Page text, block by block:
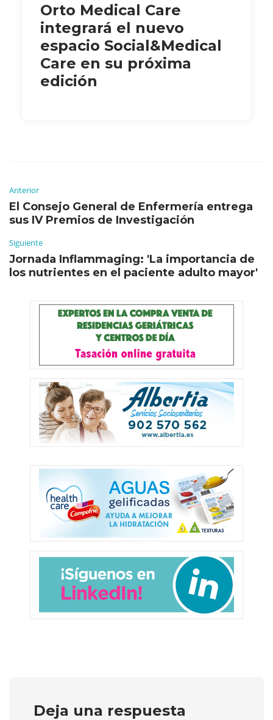
Orto Medical Care
integrará el nuevo
espacio Social&Medical
Care en su próxima
edición
Anterior
El Consejo General de Enfermería entrega
sus IV Premios de Investigación
Siguiente
Jornada Inflammaging: 'La importancia de
los nutrientes en el paciente adulto mayor'
Deja una respuesta